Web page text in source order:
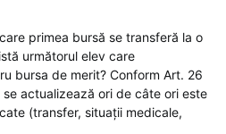
primea bursă se transferă la o
următorul elev care
bursa de merit? Conform Art. 26
actualizează ori de câte ori este
(transfer, situații medicale,